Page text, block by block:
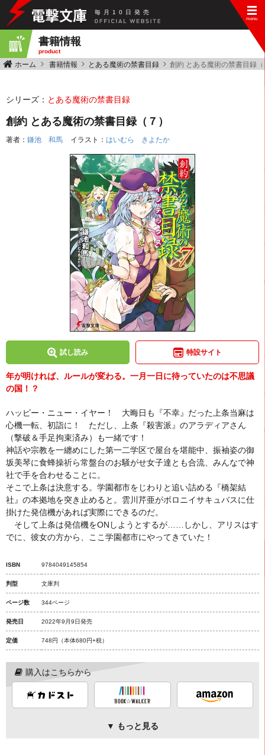
毎 月 10 日 発 売
書籍情報
product
ホーム 書籍情報 とある魔術の禁書目録 創約 とある魔術の禁書目録
シリーズ： とある魔術の禁書目録
創約 とある魔術の禁書目録（７）
著者： 鎌池 和馬 イラスト： はいむら きよたか
試し読み 特設サイト
年が明ければ、ルールが変わる。一月一日に待っていたのは不思議
の国！？
ハッピー・ニュー・イヤー！ 大晦日も『不幸』だった上条当麻は
心機一転、初詣に！ ただし、上条『殺害派』のアラディアさん
（撃破＆手足拘束済み）も一緒です！
神話や宗教を一纏めにした第一二学区で屋台を堪能中、振袖姿の御
坂美琴に食蜂操祈ら常盤台のお騒がせ女子達とも合流、みんなで神
社で手を合わせることに。
そこで上条は決意する。学園都市をじわりと追い詰める『橋架結
社』の本拠地を突き止めると。雲川芹亜がボロニイサキュバスに仕
掛けた発信機があれば実際にできるのだ。
そして上条は発信機をONしようとするが……しかし、アリスはす
でに、彼女の方から、ここ学園都市にやってきていた！
ISBN 9784049145854
判型 文庫判
ページ数 344ページ
発売日 2022年9月9日発売
定価 748円 （本体680円+税）
購入はこちらから
▼ もっと見る